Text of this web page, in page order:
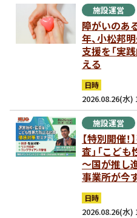
施設運営
障がいのあ
年、小松邦
支援を「実
える
日時
2026.08.26(水)
施設運営
【特別開催
査」「こど
～国が推し
事業所が今
日時
2026.08.26(水)